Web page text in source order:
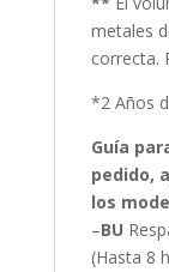
metales
correcta.
*2 Años
Guía
pedido,
los
–BU
(Hasta 8